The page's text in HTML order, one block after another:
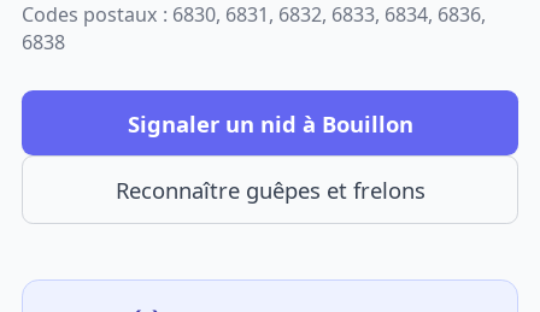
Codes postaux : 6830, 6831, 6832, 6833, 6834, 6836,
6838
Signaler un nid à Bouillon
Reconnaître guêpes et frelons